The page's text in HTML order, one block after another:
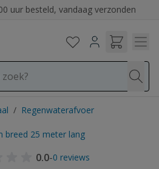
uur besteld, vandaag verzonden
/ Regenwaterafvoer
breed 25 meter lang
0.0-0 reviews